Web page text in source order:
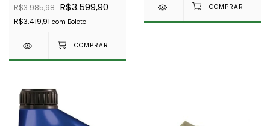
R$3.985,98 R$3.599,90
R$3.419,91 com Boleto